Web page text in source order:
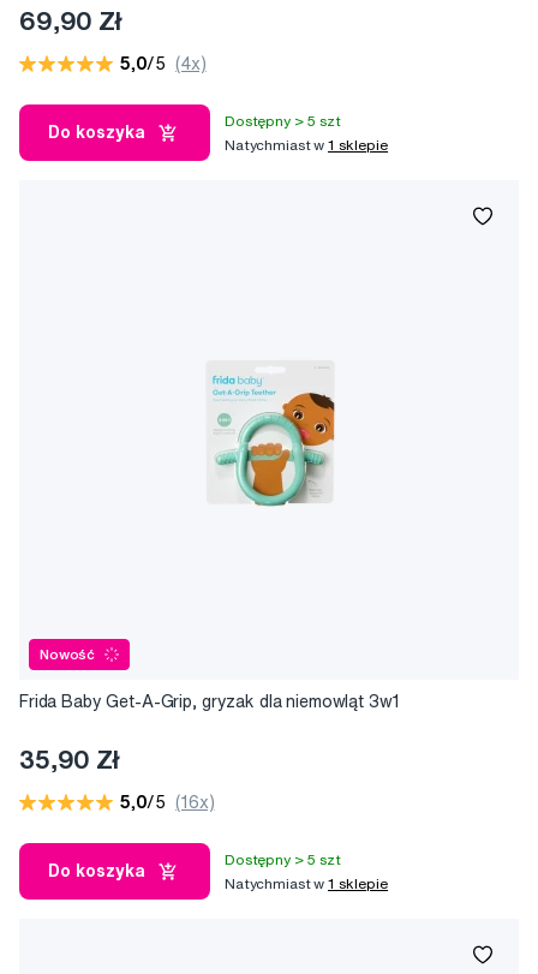
69,90 Zł
5,0/5 (4x)
Do koszyka
Dostępny > 5 szt
Natychmiast w1 sklepie
Nowość
Frida Baby Get-A-Grip, gryzak dla niemowląt 3w1
35,90 Zł
5,0/5 (16x)
Do koszyka
Dostępny > 5 szt
Natychmiast w1 sklepie